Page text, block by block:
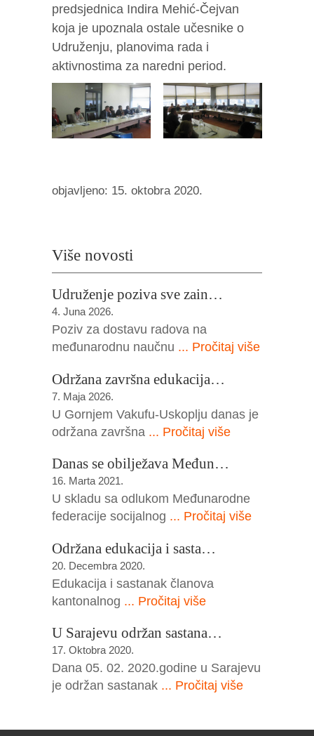
predsjednica Indira Mehić-Čejvan
koja je upoznala ostale učesnike o
Udruženju, planovima rada i
aktivnostima za naredni period.
objavljeno: 15. oktobra 2020.
Više novosti
Udruženje poziva sve zain…
4. Juna 2026.
Poziv za dostavu radova na
međunarodnu naučnu ... Pročitaj više
Održana završna edukacija…
7. Maja 2026.
U Gornjem Vakufu-Uskoplju danas je
održana završna ... Pročitaj više
Danas se obilježava Međun…
16. Marta 2021.
U skladu sa odlukom Međunarodne
federacije socijalnog ... Pročitaj više
Održana edukacija i sasta…
20. Decembra 2020.
Edukacija i sastanak članova
kantonalnog ... Pročitaj više
U Sarajevu održan sastana…
17. Oktobra 2020.
Dana 05. 02. 2020.godine u Sarajevu
je održan sastanak ... Pročitaj više